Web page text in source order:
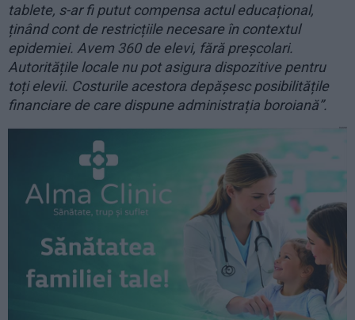
tablete, s-ar fi putut compensa actul educațional,
ținând cont de restricțiile necesare în contextul
epidemiei. Avem 360 de elevi, fără preșcolari.
Autoritățile locale nu pot asigura dispozitive pentru
toți elevii. Costurile acestora depășesc posibilitățile
financiare de care dispune administrația boroiană”.